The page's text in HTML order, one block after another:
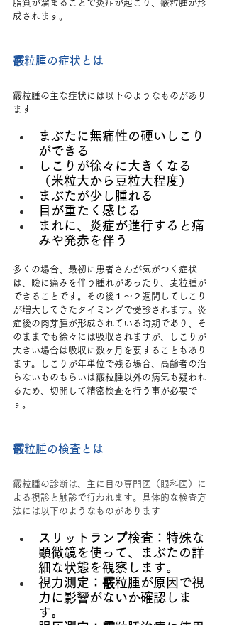
脂質が溜まることで炎症が起こり、霰粒腫が形
成されます。
霰粒腫の症状とは
霰粒腫の主な症状には以下のようなものがあり
ます
まぶたに無痛性の硬いしこり
ができる
しこりが徐々に大きくなる
（米粒大から豆粒大程度）
まぶたが少し腫れる
目が重たく感じる
まれに、炎症が進行すると痛
みや発赤を伴う
多くの場合、最初に患者さんが気がつく症状
は、瞼に痛みを伴う腫れがあったり、麦粒腫が
できることです。その後１～２週間してしこり
が増大してきたタイミングで受診されます。炎
症後の肉芽腫が形成されている時期であり、そ
のままでも徐々には吸収されますが、しこりが
大きい場合は吸収に数ヶ月を要することもあり
ます。しこりが年単位で残る場合、高齢者の治
らないものもらいは霰粒腫以外の病気も疑われ
るため、切開して精密検査を行う事が必要で
す。
霰粒腫の検査とは
霰粒腫の診断は、主に目の専門医（眼科医）に
よる視診と触診で行われます。具体的な検査方
法には以下のようなものがあります
スリットランプ検査：特殊な
顕微鏡を使って、まぶたの詳
細な状態を観察します。
視力測定：霰粒腫が原因で視
力に影響がないか確認しま
す。